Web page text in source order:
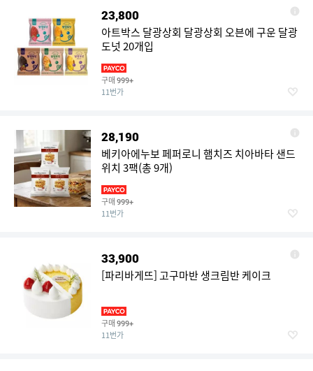
23,800
아트박스 달광상회 달광상회 오븐에 구운 달광
도넛 20개입
구매 999+
11번가
28,190
베키아에누보 페퍼로니 햄치즈 치아바타 샌드
위치 3팩(총 9개)
구매 999+
11번가
33,900
[파리바게뜨] 고구마반 생크림반 케이크
구매 999+
11번가